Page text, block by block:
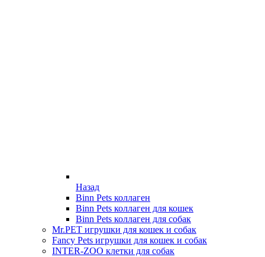
Назад
Binn Pets коллаген
Binn Pets коллаген для кошек
Binn Pets коллаген для собак
Mr.PET игрушки для кошек и собак
Fancy Pets игрушки для кошек и собак
INTER-ZOO клетки для собак